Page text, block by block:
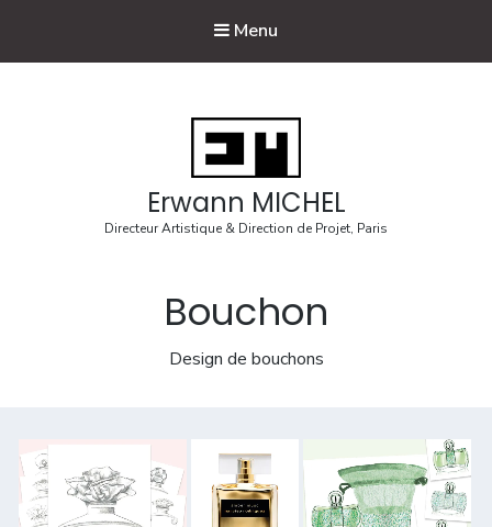
Menu
Erwann MICHEL
Directeur Artistique & Direction de Projet, Paris
Bouchon
Design de bouchons